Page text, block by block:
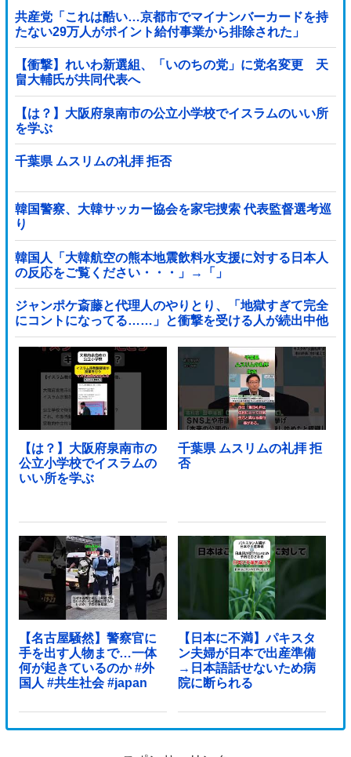
共産党「これは酷い…京都市でマイナンバーカードを持
たない29万人がポイント給付事業から排除された」
【衝撃】れいわ新選組、「いのちの党」に党名変更 天
畠大輔氏が共同代表へ
【は？】大阪府泉南市の公立小学校でイスラムのいい所
を学ぶ
千葉県 ムスリムの礼拝 拒否
韓国警察、大韓サッカー協会を家宅捜索 代表監督選考巡
り
韓国人「大韓航空の熊本地震飲料水支援に対する日本人
の反応をご覧ください・・・」→「」
ジャンポケ斎藤と代理人のやりとり、「地獄すぎて完全
にコントになってる……」と衝撃を受ける人が続出中他
【は？】大阪府泉南市の
公立小学校でイスラムの
いい所を学ぶ
千葉県 ムスリムの礼拝 拒
否
【名古屋騒然】警察官に
手を出す人物まで…一体
何が起きているのか #外
国人 #共生社会 #japan
【日本に不満】パキスタ
ン夫婦が日本で出産準備
→日本語話せないため病
院に断られる